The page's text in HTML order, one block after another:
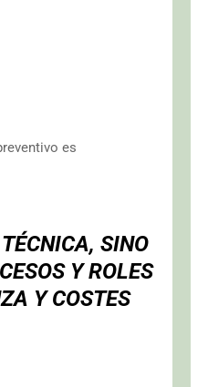
es
SINO
Y ROLES
Y COSTES